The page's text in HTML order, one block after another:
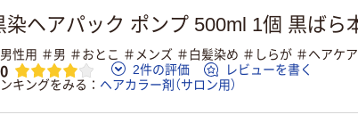
染ヘアパック ポンプ 500ml 1個 黒ばら
性用 ＃男 ＃おとこ ＃メンズ ＃白髪染め ＃しらが ＃ヘアケア
2件の評価
レビューを書く
キングをみる
ヘアカラー剤（サロン用）